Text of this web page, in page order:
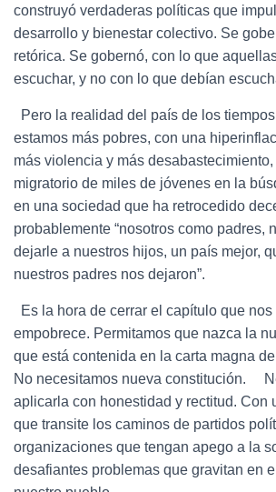
construyó verdaderas políticas que
desarrollo y bienestar colectivo. Se
retórica. Se gobernó, con lo que
escuchar, y no con lo que debían
Pero la realidad del país de los
estamos más pobres, con una
más violencia y más
migratorio de miles de jóvenes en la
en una sociedad que ha retrocedido
probablemente “nosotros como padres,
dejarle a nuestros hijos, un país mejor,
nuestros padres nos dejaron”.
Es la hora de cerrar el capítulo que
empobrece. Permitamos que nazca la
que está contenida en la carta magna
No necesitamos nueva constitución.
aplicarla con honestidad y rectitud. Con
que transite los caminos de partidos
organizaciones que tengan apego a la
desafiantes problemas que gravitan en